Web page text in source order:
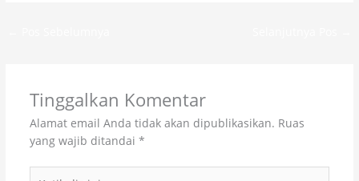
Tinggalkan Komentar
Alamat email Anda tidak akan dipublikasikan. Ruas
yang wajib ditandai *